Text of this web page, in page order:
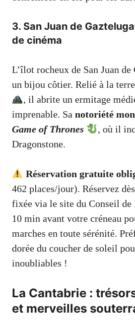
3. San Juan de
de cinéma
L’îlot rocheux de San Juan de
un bijou côtier. Relié à la
, il abrite un ermitage
imprenable. Sa notoriété
Game of Thrones
, où il
Dragonstone.
Réservation gratuite
462 places/jour). Réservez
fixée via le site du Conseil
10 min avant votre créneau
marches en toute sérénité.
dorée du coucher de soleil
inoubliables !
La Cantabrie :
et merveilles